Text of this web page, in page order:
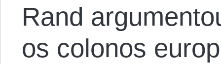
Rand
os colonos